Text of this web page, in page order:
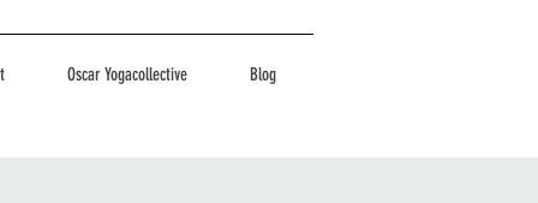
Oscar Yogacollective Blog